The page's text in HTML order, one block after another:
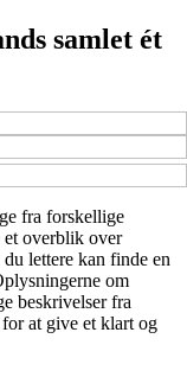
samlet ét
fra forskellige
et overblik over
lettere kan finde en
om
beskrivelser fra
at give et klart og